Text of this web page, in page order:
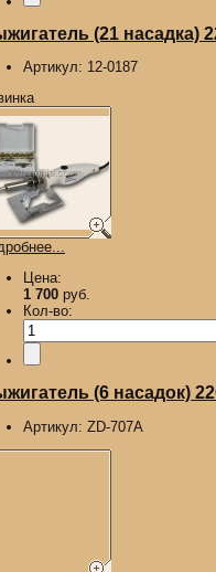
(21 насадка)
Артикул: 12-0187
Цена:
1 700 руб.
Кол-во:
(6 насадок)
Артикул: ZD-707A